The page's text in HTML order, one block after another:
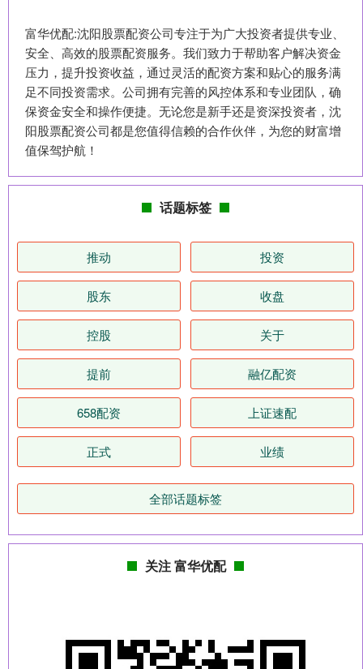
富华优配:沈阳股票配资公司专注于为广大投资者提供专业、
安全、高效的股票配资服务。我们致力于帮助客户解决资金
压力，提升投资收益，通过灵活的配资方案和贴心的服务满
足不同投资需求。公司拥有完善的风控体系和专业团队，确
保资金安全和操作便捷。无论您是新手还是资深投资者，沈
阳股票配资公司都是您值得信赖的合作伙伴，为您的财富增
值保驾护航！
话题标签
推动 投资
股东 收盘
控股 关于
提前 融亿配资
658配资 上证速配
正式 业绩
全部话题标签
关注 富华优配